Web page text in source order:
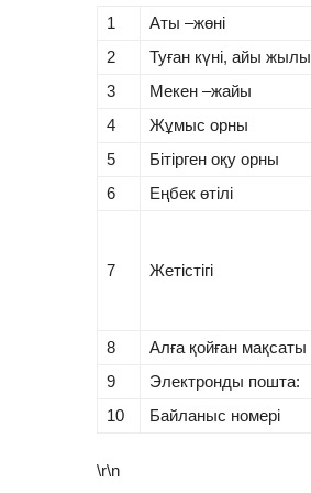
1 Аты –жөні
2
Туған күні, айы жылы
3
Мекен –жайы
4
Жұмыс орны
5
Бітірген оқу орны
6
Еңбек өтілі
7 Жетістігі
8
Алға қойған мақсаты
9
Электронды пошта:
10
Байланыс номері
\r\n